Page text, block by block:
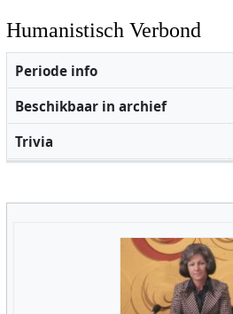
Humanistisch Verbond
Periode info
Beschikbaar in archief
Trivia